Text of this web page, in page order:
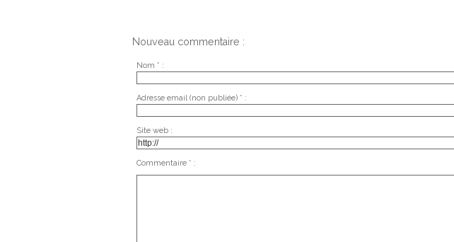
Nouveau commentaire :
Nom * :
Adresse email (non publiée) * :
Site web :
Commentaire * :